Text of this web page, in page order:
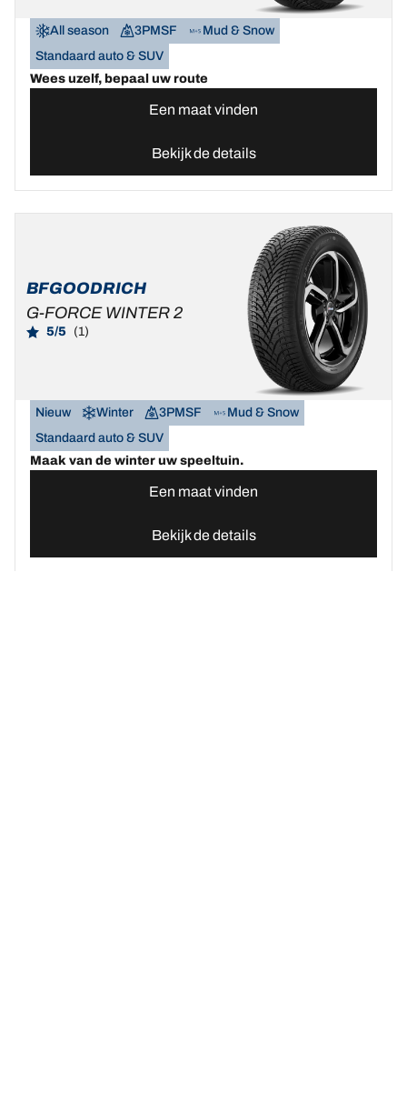
All season 3PMSF
Mud & Snow
Standaard auto & SUV
Wees uzelf, bepaal uw route
Een maat vinden
Bekijk de details
BFGOODRICH
G-FORCE WINTER 2
5/5 (1)
Nieuw Winter 3PMSF
Mud & Snow
Standaard auto & SUV
Maak van de winter uw speeltuin.
Een maat vinden
Bekijk de details